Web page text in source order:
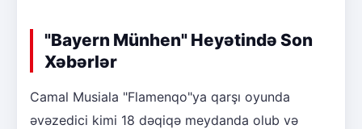
"Bayern Münhen" Heyətində Son
Xəbərlər
Camal Musiala "Flamenqo"ya qarşı oyunda
əvəzedici kimi 18 dəqiqə meydanda olub və